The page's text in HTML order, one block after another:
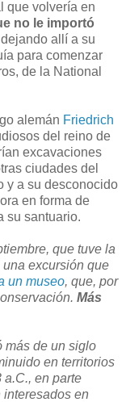
que volvería en
no le importó
dejando allí a su
para comenzar
de la National
alemán Friedrich
del reino de
excavaciones
ciudades del
y a su desconocido
en forma de
su santuario.
que tuve la
excursión que
un museo, que, por
Más
más de un siglo
en territorios
a.C., en parte
en